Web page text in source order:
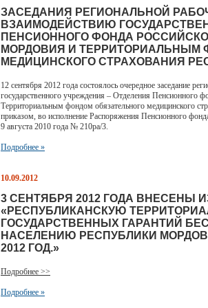
ЗАСЕДАНИЯ РЕГИОНАЛЬНОЙ
ВЗАИМОДЕЙСТВИЮ
ПЕНСИОННОГО ФОНДА
МОРДОВИЯ И ТЕРРИТОРИАЛЬНЫМ
МЕДИЦИНСКОГО СТРАХОВАНИЯ
12 сентября 2012 года состоялось очередное заседание
государственного учреждения – Отделения Пенсионного
Территориальным фондом обязательного медицинского
приказом, во исполнение Распоряжения Пенсионного
9 августа 2010 года № 210ра/3.
Подробнее »
10.09.2012
3 СЕНТЯБРЯ 2012 ГОДА ВНЕСЕНЫ
«РЕСПУБЛИКАНСКУЮ
ГОСУДАРСТВЕННЫХ ГАРАНТИЙ
НАСЕЛЕНИЮ РЕСПУБЛИКИ
2012 ГОД.»
Подробнее >>
Подробнее »